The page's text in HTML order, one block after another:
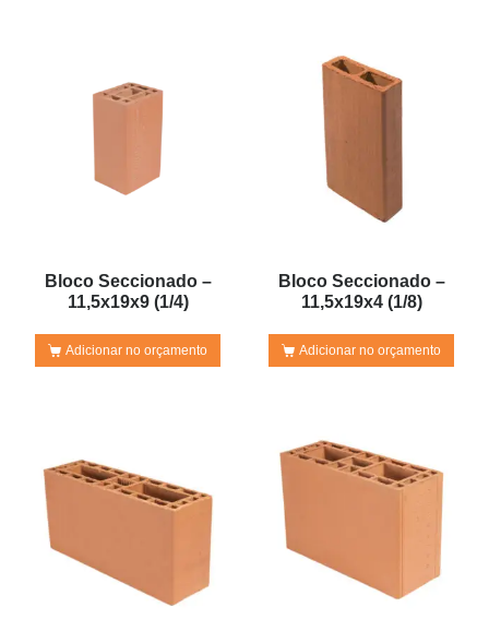
Bloco Seccionado –
11,5x19x9 (1/4)
Adicionar no orçamento
Bloco Seccionado –
11,5x19x4 (1/8)
Adicionar no orçamento